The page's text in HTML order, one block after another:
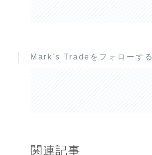
Mark's Tradeをフォローする
関連記事